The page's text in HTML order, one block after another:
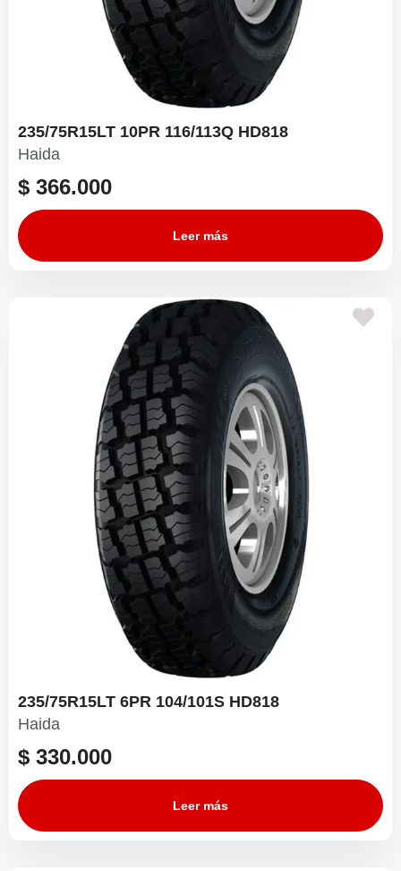
235/75R15LT 10PR 116/113Q HD818
Haida
$ 366.000
Leer más
235/75R15LT 6PR 104/101S HD818
Haida
$ 330.000
Leer más